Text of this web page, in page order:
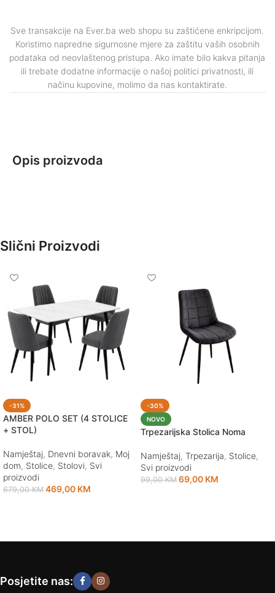
Sve transakcije na Ever.ba web shopu su zaštićene enkripcijom.
Koristimo napredne sigurnosne mjere za zaštitu vaših osobnih
podataka od neovlaštenog pristupa. Ako imate bilo kakva pitanja
ili trebate dodatne informacije o našoj politici privatnosti, ili
načinu kupovine, molimo da nas kontaktirate.
Opis proizvoda
Slični Proizvodi
-31%
AMBER POLO SET (4 STOLICE
+ STOL)
Namještaj, Dnevni boravak, Moj
dom, Stolice, Stolovi, Svi
proizvodi
679,00KM 469,00 KM
-30%
NOVO
Trpezarijska Stolica Noma
Namještaj, Trpezarija, Stolice,
Svi proizvodi
99,00KM 69,00 KM
Posjetite nas: